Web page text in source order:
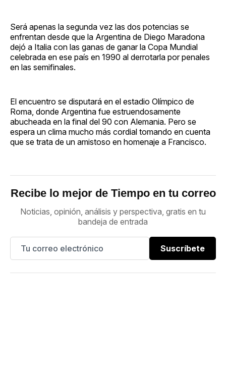
Será apenas la segunda vez las dos potencias se
enfrentan desde que la Argentina de Diego Maradona
dejó a Italia con las ganas de ganar la Copa Mundial
celebrada en ese país en 1990 al derrotarla por penales
en las semifinales.
El encuentro se disputará en el estadio Olímpico de
Roma, donde Argentina fue estruendosamente
abucheada en la final del 90 con Alemania. Pero se
espera un clima mucho más cordial tomando en cuenta
que se trata de un amistoso en homenaje a Francisco.
Recibe lo mejor de Tiempo en tu correo
Noticias, opinión, análisis y perspectiva, gratis en tu
bandeja de entrada
Suscríbete